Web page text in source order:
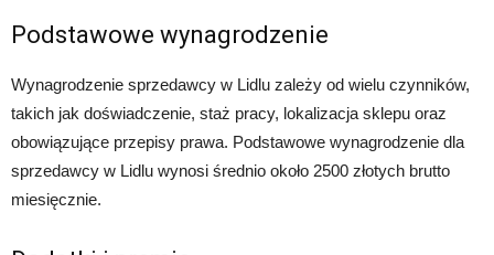
Podstawowe wynagrodzenie
Wynagrodzenie sprzedawcy w Lidlu zależy od wielu czynników,
takich jak doświadczenie, staż pracy, lokalizacja sklepu oraz
obowiązujące przepisy prawa. Podstawowe wynagrodzenie dla
sprzedawcy w Lidlu wynosi średnio około 2500 złotych brutto
miesięcznie.